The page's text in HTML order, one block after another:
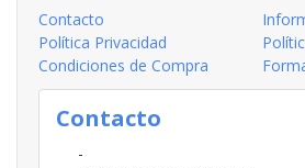
Contacto
Política Privacidad
Condiciones de Compra
Contacto
-